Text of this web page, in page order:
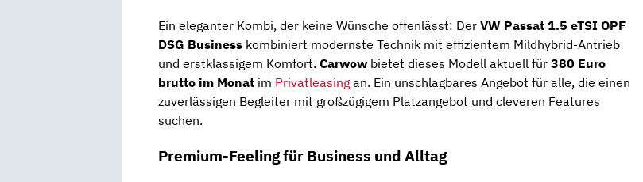
Ein eleganter Kombi, der keine Wünsche offenlässt: Der VW Passat 1.5 eTSI OPF
DSG Business kombiniert modernste Technik mit effizientem Mildhybrid-Antrieb
und erstklassigem Komfort. Carwow bietet dieses Modell aktuell für 380 Euro
brutto im Monat im Privatleasing an. Ein unschlagbares Angebot für alle, die einen
zuverlässigen Begleiter mit großzügigem Platzangebot und cleveren Features
suchen.
Premium-Feeling für Business und Alltag